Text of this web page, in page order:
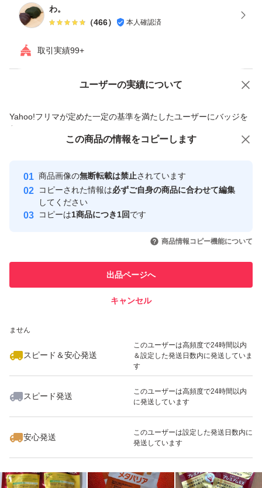
わ。
（466） 本人確認済
取引実績99+
ユーザーの実績について
Yahoo!フリマが定めた一定の基準を満たしたユーザーにバッジを
付与しています
安心取引出品者
心・安全なユーザーです
取引実績
引を完了させた実績があります
での取引実績があります
ません
スピード＆安心発送
このユーザーは高頻度で24時間以内
＆設定した発送日数内に発送していま
す
スピード発送
このユーザーは高頻度で24時間以内
に発送しています
安心発送
このユーザーは設定した発送日数内に
発送しています
価格の相談 商品への質問
この商品の情報をコピーします
商品画像の無断転載は禁止されています
コピーされた情報は必ずご自身の商品に合わせて編集
してください
コピーは1商品につき1回です
商品情報コピー機能について
出品ページへ
キャンセル
この商品をみている人にオススメ
いいね！
4,645